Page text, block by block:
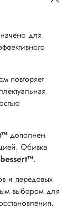
для
повторяет
дополнен
Обивка
.
и передовых
выбором для